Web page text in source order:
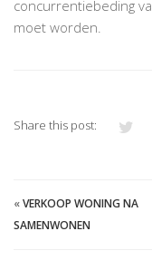
concurrentiebeding
moet worden.
Share this post:
«VERKOOP WONING NA
SAMENWONEN